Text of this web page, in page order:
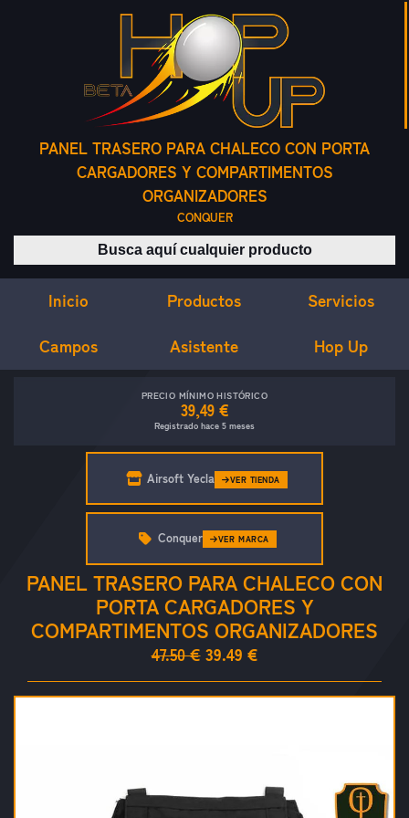
PANEL TRASERO PARA CHALECO CON PORTA
CARGADORES Y COMPARTIMENTOS
ORGANIZADORES
CONQUER
Buscar productos
Inicio Productos Servicios
Campos Asistente Hop Up
PRECIO MÍNIMO HISTÓRICO
39,49 €
Registrado hace 5 meses
Airsoft Yecla VER TIENDA
PANEL TRASERO PARA CHALECO CON
PORTA CARGADORES Y
COMPARTIMENTOS ORGANIZADORES
47.50 € 39.49 €
Conquer VER MARCA